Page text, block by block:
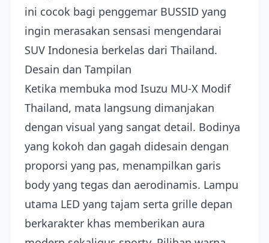
ini cocok bagi penggemar BUSSID yang
ingin merasakan sensasi mengendarai
SUV Indonesia berkelas dari Thailand.
Desain dan Tampilan
Ketika membuka mod Isuzu MU-X Modif
Thailand, mata langsung dimanjakan
dengan visual yang sangat detail. Bodinya
yang kokoh dan gagah didesain dengan
proporsi yang pas, menampilkan garis
body yang tegas dan aerodinamis. Lampu
utama LED yang tajam serta grille depan
berkarakter khas memberikan aura